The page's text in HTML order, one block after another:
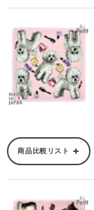
商品比較リスト